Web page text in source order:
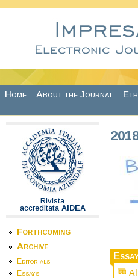
Home About the Journal
Rivista
accreditata AIDEA
Forthcoming
Archive
Editorials
Essays